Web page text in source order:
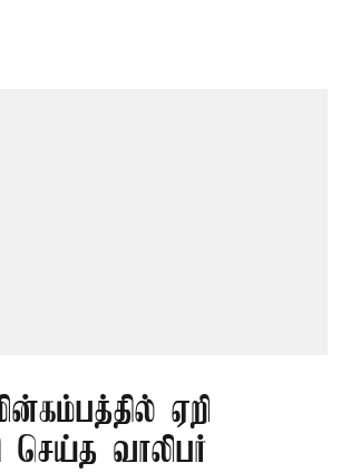
ஏறி
செய்த வாலிபர்